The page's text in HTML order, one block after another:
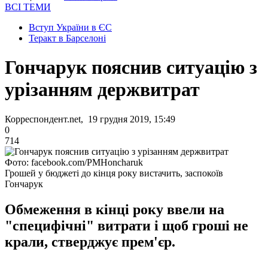
ВСІ ТЕМИ
Вступ України в ЄС
Теракт в Барселоні
Гончарук пояснив ситуацію з
урізанням держвитрат
Корреспондент.net, 19 грудня 2019, 15:49
0
714
Фото: facebook.com/PMHoncharuk
Грошей у бюджеті до кінця року вистачить, заспокоїв
Гончарук
Обмеження в кінці року ввели на
"специфічні" витрати і щоб гроші не
крали, стверджує прем'єр.